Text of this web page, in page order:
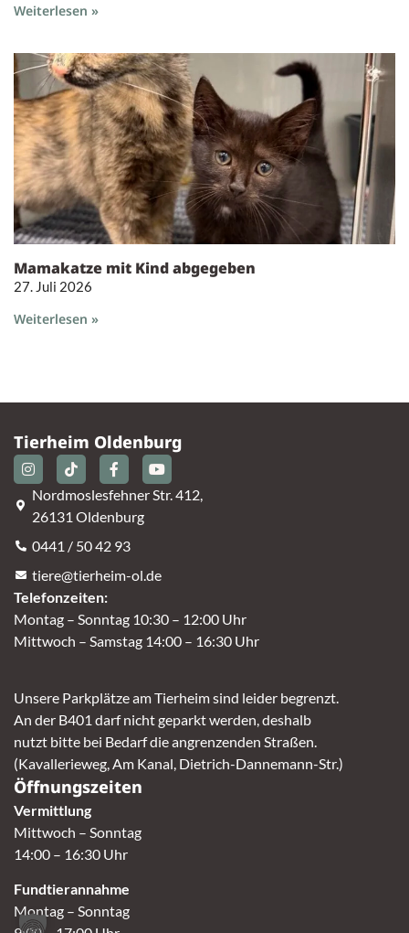
Weiterlesen »
Mamakatze mit Kind abgegeben
27. Juli 2026
Weiterlesen »
Tierheim Oldenburg
Nordmoslesfehner Str. 412,
26131 Oldenburg
0441 / 50 42 93
tiere@tierheim-ol.de
Telefonzeiten:
Montag – Sonntag 10:30 – 12:00 Uhr
Mittwoch – Samstag 14:00 – 16:30 Uhr
Unsere Parkplätze am Tierheim sind leider begrenzt.
An der B401 darf nicht geparkt werden, deshalb
nutzt bitte bei Bedarf die angrenzenden Straßen.
(Kavallerieweg, Am Kanal, Dietrich-Dannemann-Str.)
Öffnungszeiten
Vermittlung
Mittwoch – Sonntag
14:00 – 16:30 Uhr
Fundtierannahme
Montag – Sonntag